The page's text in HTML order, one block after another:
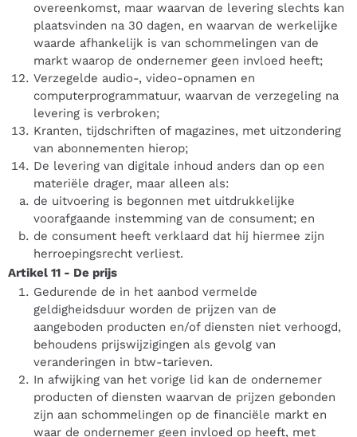
overeenkomst, maar waarvan de levering slechts kan
plaatsvinden na 30 dagen, en waarvan de werkelijke
waarde afhankelijk is van schommelingen van de
markt waarop de ondernemer geen invloed heeft;
Verzegelde audio-, video-opnamen en
computerprogrammatuur, waarvan de verzegeling na
levering is verbroken;
Kranten, tijdschriften of magazines, met uitzondering
van abonnementen hierop;
De levering van digitale inhoud anders dan op een
materiële drager, maar alleen als:
de uitvoering is begonnen met uitdrukkelijke
voorafgaande instemming van de consument; en
de consument heeft verklaard dat hij hiermee zijn
herroepingsrecht verliest.
Artikel 11 - De prijs
Gedurende de in het aanbod vermelde
geldigheidsduur worden de prijzen van de
aangeboden producten en/of diensten niet verhoogd,
behoudens prijswijzigingen als gevolg van
veranderingen in btw-tarieven.
In afwijking van het vorige lid kan de ondernemer
producten of diensten waarvan de prijzen gebonden
zijn aan schommelingen op de financiële markt en
waar de ondernemer geen invloed op heeft, met